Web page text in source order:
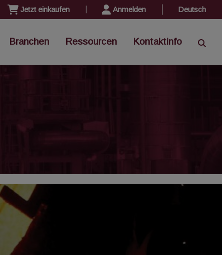
Jetzt einkaufen Anmelden Deutsch
Branchen Ressourcen Kontaktinfo